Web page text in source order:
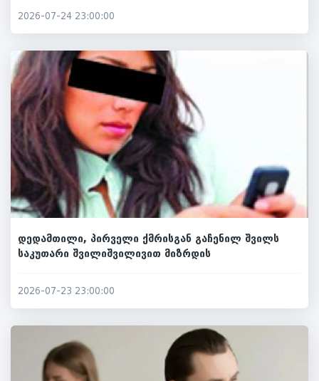
2026-07-24 23:00:00
დედამთილი, პირველი ქმრისგან გაჩენილ შვილს
საკუთარი შვილიშვილივით მიზრდის
2026-07-23 23:00:00